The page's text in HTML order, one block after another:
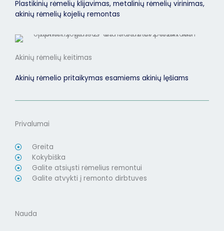
Plastikinių rėmelių klijavimas, metalinių rėmelių virinimas,
akinių rėmelių kojelių remontas
Akinių rėmelių keitimas
Akinių rėmelio pritaikymas esamiems akinių lęšiams
Privalumai
Greita
Kokybiška
Galite atsiųsti rėmelius remontui
Galite atvykti į remonto dirbtuves
Nauda